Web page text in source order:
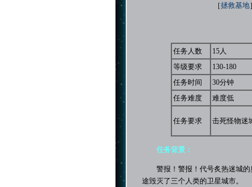
［拯救基地］
任务人数
15人
等级要求
130-180
任务时间
30分钟
任务难度
难度低
任务要求 击死怪物迷
任务背景：
警报！警报！代号炙热迷城的
途毁灭了三个人类的卫星城市。